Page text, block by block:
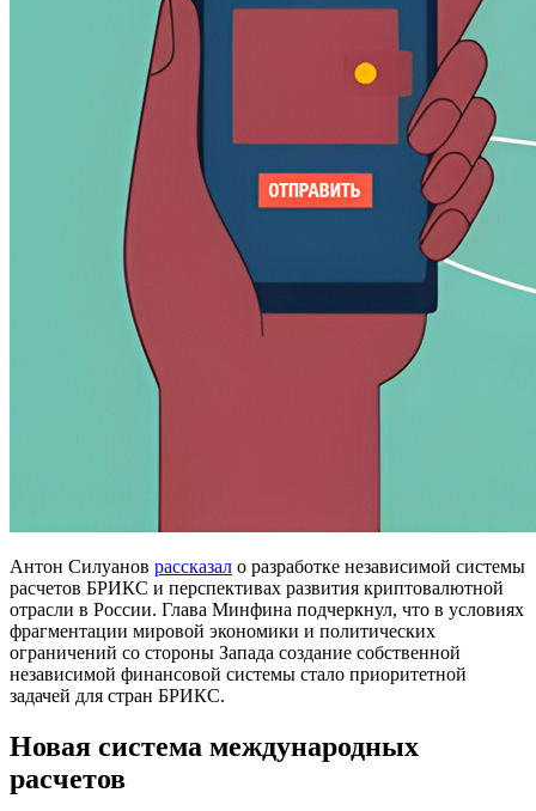
Антон Силуанов рассказал о разработке независимой системы
расчетов БРИКС и перспективах развития криптовалютной
отрасли в России. Глава Минфина подчеркнул, что в условиях
фрагментации мировой экономики и политических
ограничений со стороны Запада создание собственной
независимой финансовой системы стало приоритетной
задачей для стран БРИКС.
Новая система международных
расчетов